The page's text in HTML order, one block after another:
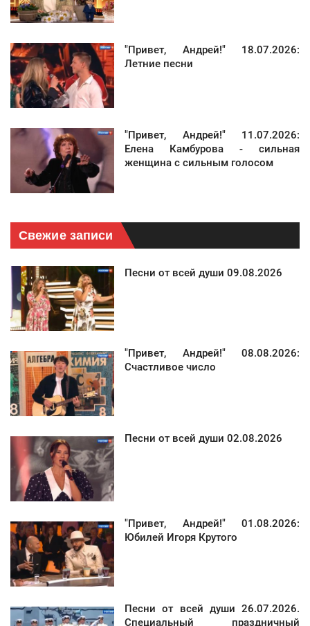
Свежие записи
Песни от всей души 09.08.2026
"Привет, Андрей!" 08.08.2026:
Счастливое число
Песни от всей души 02.08.2026
"Привет, Андрей!" 01.08.2026:
Юбилей Игоря Крутого
Песни от всей души 26.07.2026.
Специальный праздничный
"Привет, Андрей!" 18.07.2026:
Летние песни
"Привет, Андрей!" 11.07.2026:
Елена Камбурова - сильная
женщина с сильным голосом